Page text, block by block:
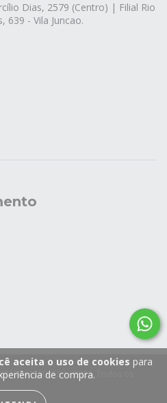
aceita o uso de cookies para
de compra.
Dias, 2579 (Centro) | Filial Rio
639 - Vila Juncao.
- 2026. Todos os